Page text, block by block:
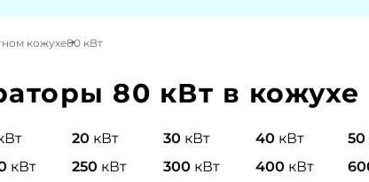
кожухе80 кВт
80 кВт в кожухе
20 кВт 30 кВт 40 кВт 50
кВт 250 кВт 300 кВт 400 кВт